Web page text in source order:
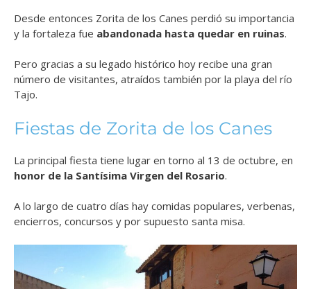
Desde entonces Zorita de los Canes perdió su importancia
y la fortaleza fue abandonada hasta quedar en ruinas.
Pero gracias a su legado histórico hoy recibe una gran
número de visitantes, atraídos también por la playa del río
Tajo.
Fiestas de Zorita de los Canes
La principal fiesta tiene lugar en torno al 13 de octubre, en
honor de la Santísima Virgen del Rosario.
A lo largo de cuatro días hay comidas populares, verbenas,
encierros, concursos y por supuesto santa misa.